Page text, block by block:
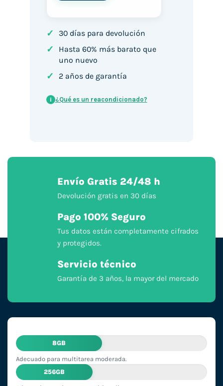
✓ 30 días para devolución
✓
Hasta 60% más barato que
uno nuevo
✓ 2 años de garantía
i ¿Qué es un reacondicionado?
Envío Gratis 24/48 h
Devolución gratis en 30 días
Pago 100% Seguro
Tus datos están completamente cifrados
y protegidos.
Servicio técnico
Garantía de 3 años, la mayor del mercado
8GB
Adecuado para multitarea moderada.
256GB